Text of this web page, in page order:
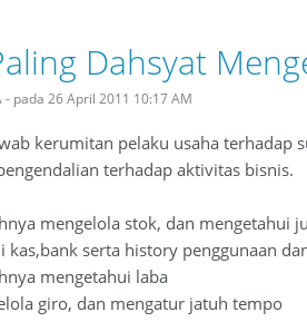
Dahsyat
- pada 26 April 2011 10:17 AM
kerumitan pelaku usaha
terhadap aktivitas bisnis.
mengelola stok, dan mengetahui
kas,bank serta history penggunaan
mengetahui laba
giro, dan mengatur jatuh tempo